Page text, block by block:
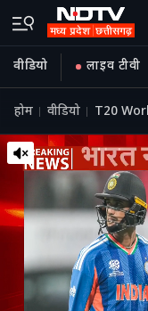
वीडियो लाइव टीवी
होम वीडियो T20